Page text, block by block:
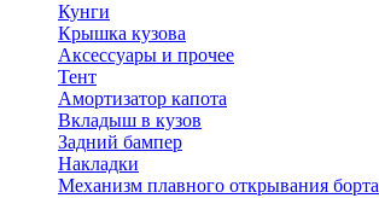
Кунги
Крышка кузова
Аксессуары и прочее
Тент
Амортизатор капота
Вкладыш в кузов
Задний бампер
Накладки
Механизм плавного открывания борта